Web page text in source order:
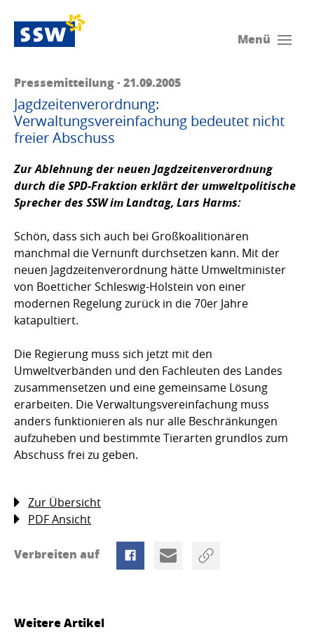
Menü
Pressemitteilung · 21.09.2005
Jagdzeitenverordnung:
Verwaltungsvereinfachung bedeutet nicht
freier Abschuss
Zur Ablehnung der neuen Jagdzeitenverordnung
durch die SPD-Fraktion erklärt der umweltpolitische
Sprecher des SSW im Landtag, Lars Harms:
Schön, dass sich auch bei Großkoalitionären
manchmal die Vernunft durchsetzen kann. Mit der
neuen Jagdzeitenverordnung hätte Umweltminister
von Boetticher Schleswig-Holstein von einer
modernen Regelung zurück in die 70er Jahre
katapultiert.
Die Regierung muss sich jetzt mit den
Umweltverbänden und den Fachleuten des Landes
zusammensetzen und eine gemeinsame Lösung
erarbeiten. Die Verwaltungsvereinfachung muss
anders funktionieren als nur alle Beschränkungen
aufzuheben und bestimmte Tierarten grundlos zum
Abschuss frei zu geben.
Zur Übersicht
PDF Ansicht
Verbreiten auf
Weitere Artikel